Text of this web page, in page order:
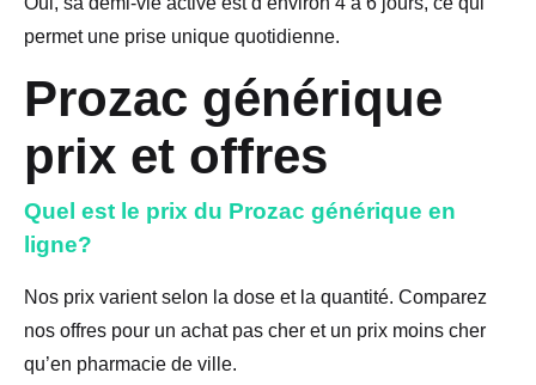
permet une prise unique quotidienne.
Prozac générique
prix et offres
Quel est le prix du Prozac générique en
ligne?
Nos prix varient selon la dose et la quantité. Comparez
nos offres pour un achat pas cher et un prix moins cher
qu’en pharmacie de ville.